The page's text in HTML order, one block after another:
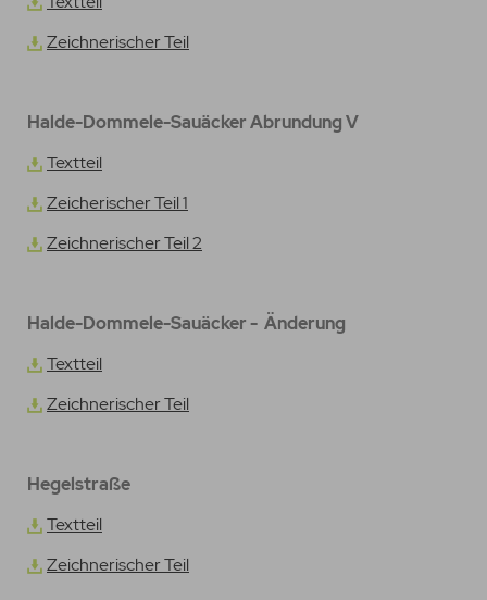
Zeichnerischer Teil
Halde-Dommele-Sauäcker Abrundung V
Textteil
Zeicherischer Teil 1
Zeichnerischer Teil 2
Halde-Dommele-Sauäcker - Änderung
Textteil
Zeichnerischer Teil
Hegelstraße
Textteil
Zeichnerischer Teil